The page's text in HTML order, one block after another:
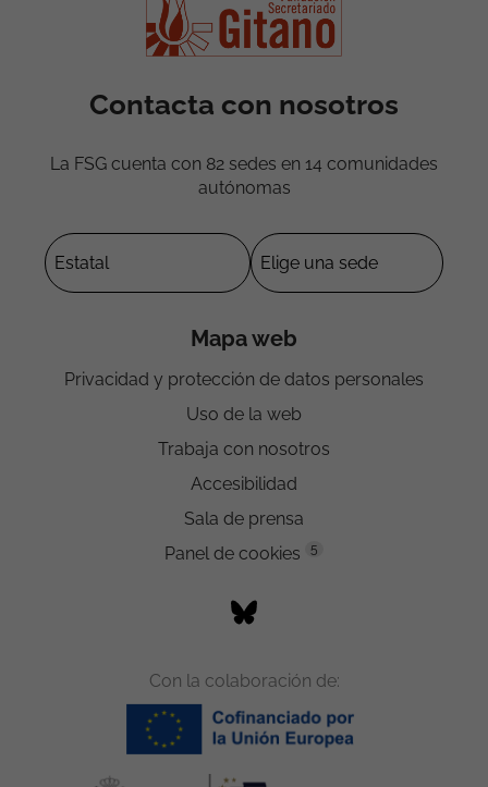
Contacta con nosotros
La FSG cuenta con 82 sedes en 14 comunidades
autónomas
Mapa web
Privacidad y protección de datos personales
Uso de la web
Trabaja con nosotros
Accesibilidad
Sala de prensa
Panel de cookies
5
Con la colaboración de: